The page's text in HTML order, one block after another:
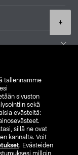
tallennamme
sivuston
sekä
evästeitä:
sillä ne ovat
kannalta. Voit
. Evästeiden
milloin
+